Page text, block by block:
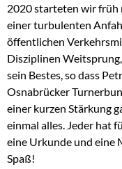
2020 starteten wir früh
einer turbulenten
öffentlichen
Disziplinen
sein Bestes, so dass
Osnabrücker
einer kurzen Stärkung
einmal alles. Jeder hat
eine Urkunde und eine
Spaß!